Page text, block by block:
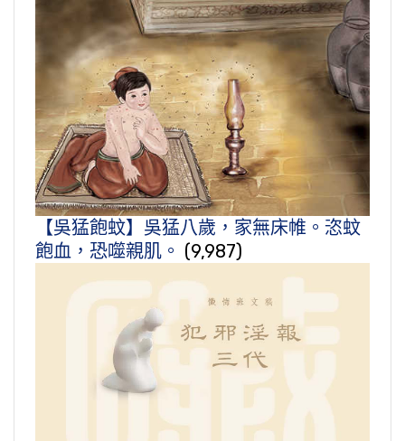
【吳猛飽蚊】吳猛八歲，家無床帷。恣蚊
飽血，恐噬親肌。 (9,987)